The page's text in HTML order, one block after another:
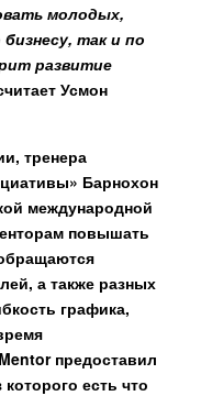
молодых,
бизнесу, так и по
развитие
Усмон
тренера
Барнохон
международной
повышать
а также разных
графика,
предоставил
есть что